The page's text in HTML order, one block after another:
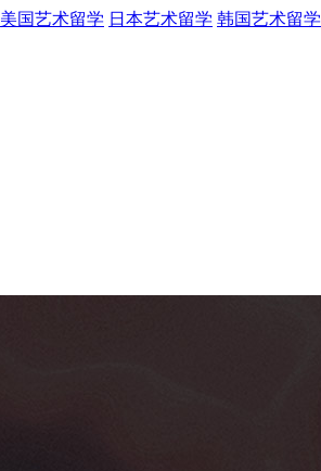
美国艺术留学 日本艺术留学 韩国艺术留学